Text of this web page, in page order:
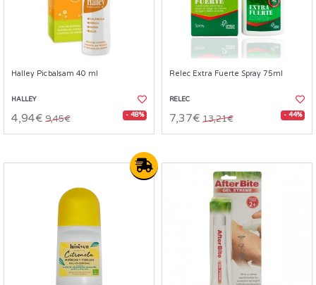
Halley Picbalsam 40 ml
HALLEY
4,94€ 9,45€ - 48%
Relec Extra Fuerte Spray 75ml
RELEC
7,37€ 13,21€ - 44%